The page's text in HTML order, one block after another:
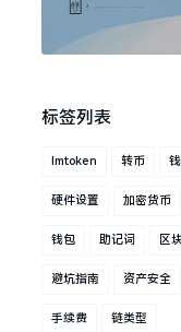
标签列表
Imtoken 转币
硬件设置 加密货币
钱包 助记词 区
避坑指南 资产安全
手续费 链类型